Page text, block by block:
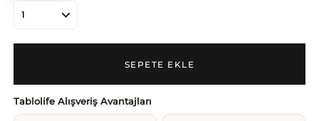
Tablolife Alışveriş Avantajları